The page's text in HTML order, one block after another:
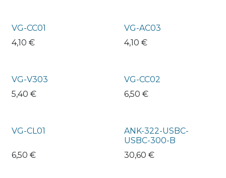
VG-CC01
4,10 €
VG-AC03
4,10 €
VG-V303
5,40 €
VG-CC02
6,50 €
VG-CL01
6,50 €
ANK-322-USBC-
USBC-300-B
30,60 €